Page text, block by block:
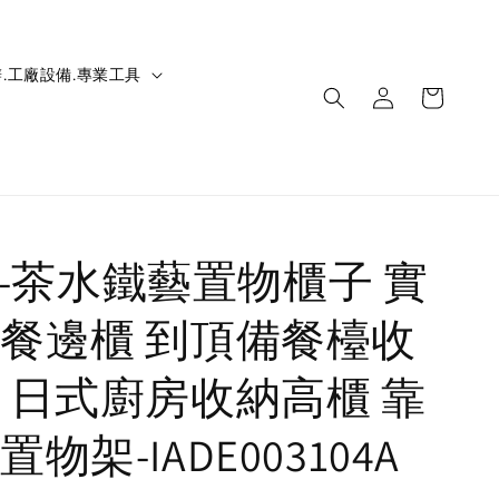
工廠設備.專業工具
茶水鐵藝置物櫃子 實
邊櫃 到頂備餐檯收
式廚房收納高櫃 靠
物架-IADE003104A